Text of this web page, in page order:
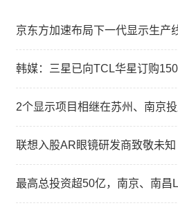
京东方加速布局下一代显示生产
韩媒：三星已向TCL华星订购
2个显示项目相继在苏州、南京
联想入股AR眼镜研发商致敬未知
最高总投资超50亿，南京、南昌